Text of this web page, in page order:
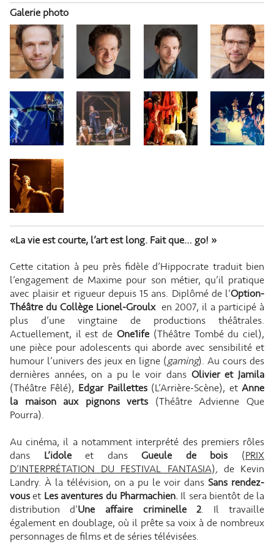
Galerie photo
«La vie est courte, l’art est long. Fait que… go! »
Cette citation à peu près fidèle d’Hippocrate traduit bien
l’engagement de Maxime pour son métier, qu’il pratique
avec plaisir et rigueur depuis 15 ans. Diplômé de l’Option-
Théâtre du Collège Lionel-Groulxen 2007, il a participé à
plus d’une vingtaine de productions théâtrales.
Actuellement, il est de One1ife (Théâtre Tombé du ciel),
une pièce pour adolescents qui aborde avec sensibilité et
humour l’univers des jeux en ligne (gaming). Au cours des
dernières années, on a pu le voir dans Olivier et Jamila
(Théâtre Fêlé), Edgar Paillettes(L’Arrière-Scène), etAnne
la maison aux pignons verts (Théâtre Advienne Que
Pourra).
Au cinéma, il a notamment interprété des premiers rôles
dans L’idoleet dansGueule de bois (PRIX
D’INTERPRÉTATION DU FESTIVAL FANTASIA), de Kevin
Landry. À la télévision, on a pu le voir dans Sans rendez-
vouset Les aventures du Pharmachien. Il sera bientôt de la
distribution d’Une affaire criminelle 2. Il travaille
également en doublage, où il prête sa voix à de nombreux
personnages de films et de séries télévisées.